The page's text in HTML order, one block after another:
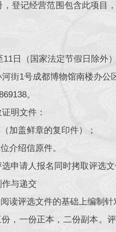
登记经营范围包含此项目
日（国家法定节假日除外）
街1号成都博物馆南楼办公
。
明文件：
加盖鲜章的复印件）；
介绍信原件。
申请人报名同时拷取评选文
与递交
读评选文件的基础上编制
，一份正本，二份副本。